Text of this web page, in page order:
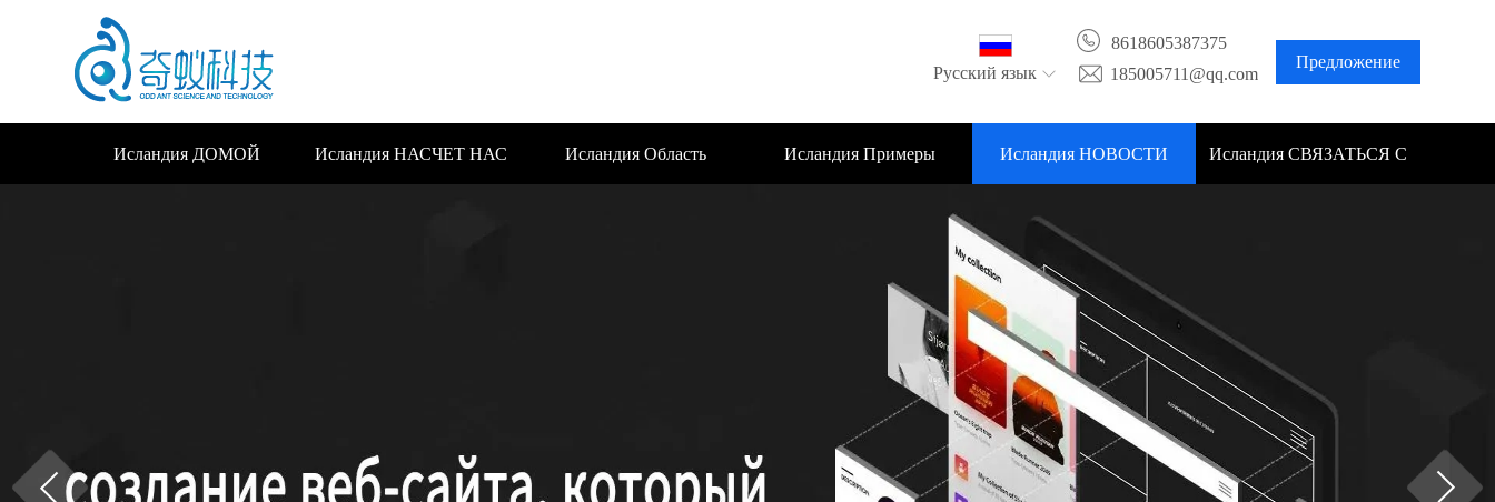
Русский язык
8618605387375
185005711@qq.com
Предложение
Исландия ДОМОЙ Исландия НАСЧЕТ НАС Исландия Область Исландия Примеры Исландия НОВОСТИ Исландия СВЯЗАТЬСЯ С